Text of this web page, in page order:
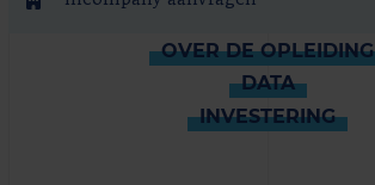
OVER DE OPLEIDING
DATA
INVESTERING